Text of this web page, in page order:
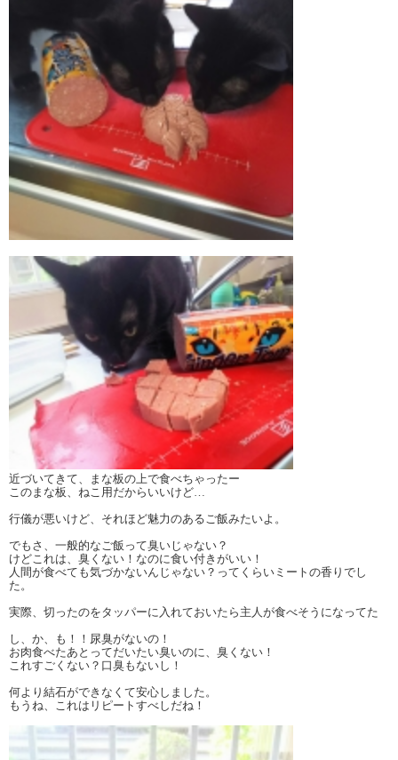
近づいてきて、まな板の上で食べちゃったー
このまな板、ねこ用だからいいけど…
行儀が悪いけど、それほど魅力のあるご飯みたいよ。
でもさ、一般的なご飯って臭いじゃない？
けどこれは、臭くない！なのに食い付きがいい！
人間が食べても気づかないんじゃない？ってくらいミートの香りでし
た。
実際、切ったのをタッパーに入れておいたら主人が食べそうになってた
し、か、も！！尿臭がないの！
お肉食べたあとってだいたい臭いのに、臭くない！
これすごくない？口臭もないし！
何より結石ができなくて安心しました。
もうね、これはリピートすべしだね！